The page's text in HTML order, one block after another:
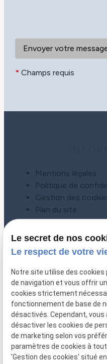
*Champs requis
Mentions légales
Politique de
Gestion des
Plan du site
01 86
Le secret de nos
Le respect de votre
Notre site utilise des
de navigation et vous offrir
cookies strictement
fonctionnement de base de
désactivés. Cependant, vous
désactiver les cookies de
de marketing selon vos
paramètres de cookies à
'Gestion des cookies' situé